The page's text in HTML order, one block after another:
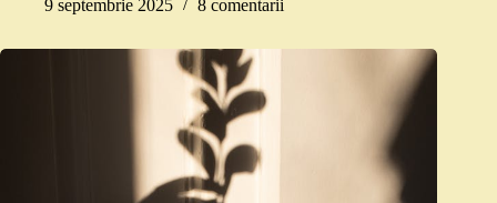
9 septembrie 2025
8 comentarii